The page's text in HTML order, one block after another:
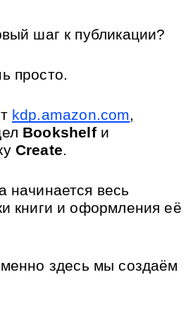
шаг к публикации?
просто.
kdp.amazon.com,
Bookshelf и
Create.
начинается весь
книги и оформления её
здесь мы создаём